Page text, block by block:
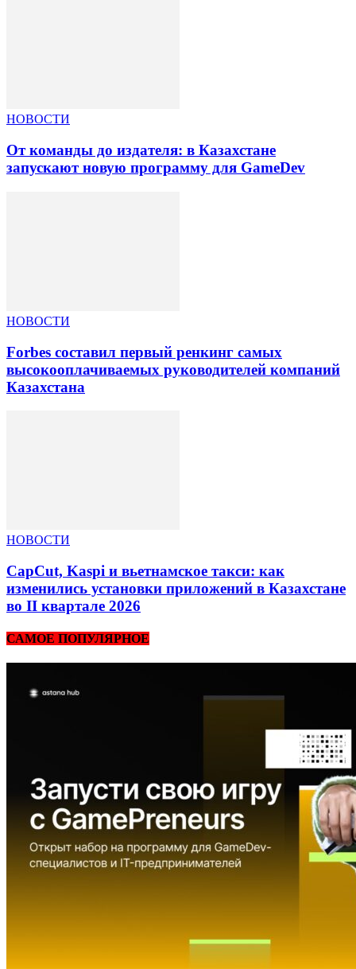
НОВОСТИ
От команды до издателя: в Казахстане
запускают новую программу для GameDev
НОВОСТИ
Forbes составил первый ренкинг самых
высокооплачиваемых руководителей компаний
Казахстана
НОВОСТИ
CapCut, Kaspi и вьетнамское такси: как
изменились установки приложений в Казахстане
во II квартале 2026
САМОЕ ПОПУЛЯРНОЕ